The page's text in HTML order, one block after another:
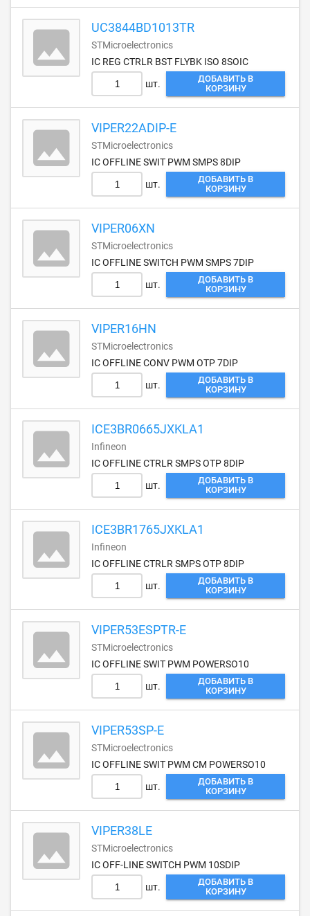
UC3844BD1013TR
STMicroelectronics
IC REG CTRLR BST FLYBK ISO 8SOIC
шт.
ДОБАВИТЬ В
КОРЗИНУ
VIPER22ADIP-E
STMicroelectronics
IC OFFLINE SWIT PWM SMPS 8DIP
шт.
ДОБАВИТЬ В
КОРЗИНУ
VIPER06XN
STMicroelectronics
IC OFFLINE SWITCH PWM SMPS 7DIP
шт.
ДОБАВИТЬ В
КОРЗИНУ
VIPER16HN
STMicroelectronics
IC OFFLINE CONV PWM OTP 7DIP
шт.
ДОБАВИТЬ В
КОРЗИНУ
ICE3BR0665JXKLA1
Infineon
IC OFFLINE CTRLR SMPS OTP 8DIP
шт.
ДОБАВИТЬ В
КОРЗИНУ
ICE3BR1765JXKLA1
Infineon
IC OFFLINE CTRLR SMPS OTP 8DIP
шт.
ДОБАВИТЬ В
КОРЗИНУ
VIPER53ESPTR-E
STMicroelectronics
IC OFFLINE SWIT PWM POWERSO10
шт.
ДОБАВИТЬ В
КОРЗИНУ
VIPER53SP-E
STMicroelectronics
IC OFFLINE SWIT PWM CM POWERSO10
шт.
ДОБАВИТЬ В
КОРЗИНУ
VIPER38LE
STMicroelectronics
IC OFF-LINE SWITCH PWM 10SDIP
шт.
ДОБАВИТЬ В
КОРЗИНУ